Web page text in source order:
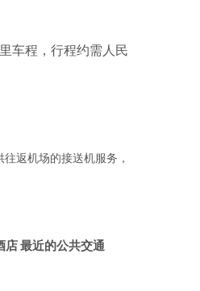
车程，行程约需人民
返机场的接送机服务，
店 最近的公共交通